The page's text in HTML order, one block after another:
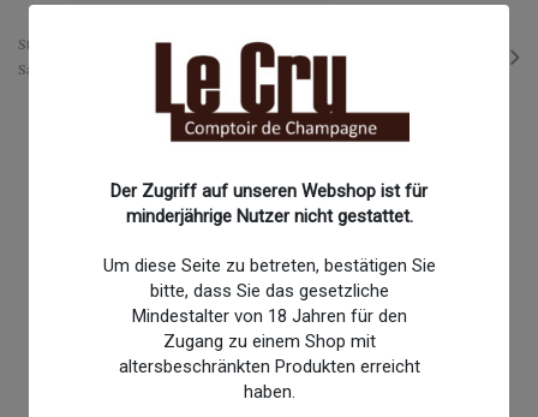
Der Zugriff auf unseren Webshop ist für
minderjährige Nutzer nicht gestattet.
Um diese Seite zu betreten, bestätigen Sie
bitte, dass Sie das gesetzliche
Mindestalter von 18 Jahren für den
Zugang zu einem Shop mit
altersbeschränkten Produkten erreicht
haben.
Startseite Champagnerhäuser Champagne Billecart-Salmon
Salmon Cuvée Louis Salmon 2013